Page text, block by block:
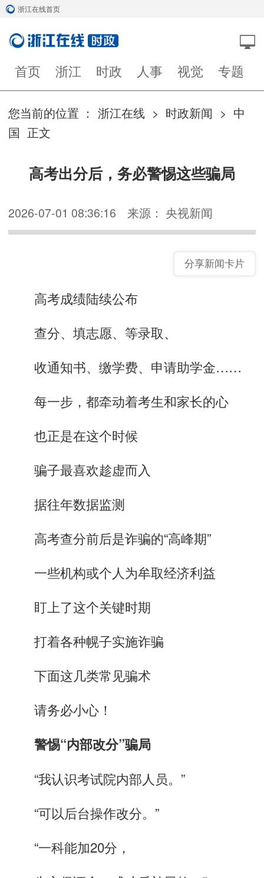
浙江在线首页
首页 浙江 时政 人事 视觉 专题
您当前的位置 ： 浙江在线 > 时政新闻 > 中
国 正文
高考出分后，务必警惕这些骗局
2026-07-01 08:36:16 来源： 央视新闻
分享新闻卡片
高考成绩陆续公布
查分、填志愿、等录取、
收通知书、缴学费、申请助学金……
每一步，都牵动着考生和家长的心
也正是在这个时候
骗子最喜欢趁虚而入
据往年数据监测
高考查分前后是诈骗的“高峰期”
一些机构或个人为牟取经济利益
盯上了这个关键时期
打着各种幌子实施诈骗
下面这几类常见骗术
请务必小心！
警惕“内部改分”骗局
“我认识考试院内部人员。”
“可以后台操作改分。”
“一科能加20分，